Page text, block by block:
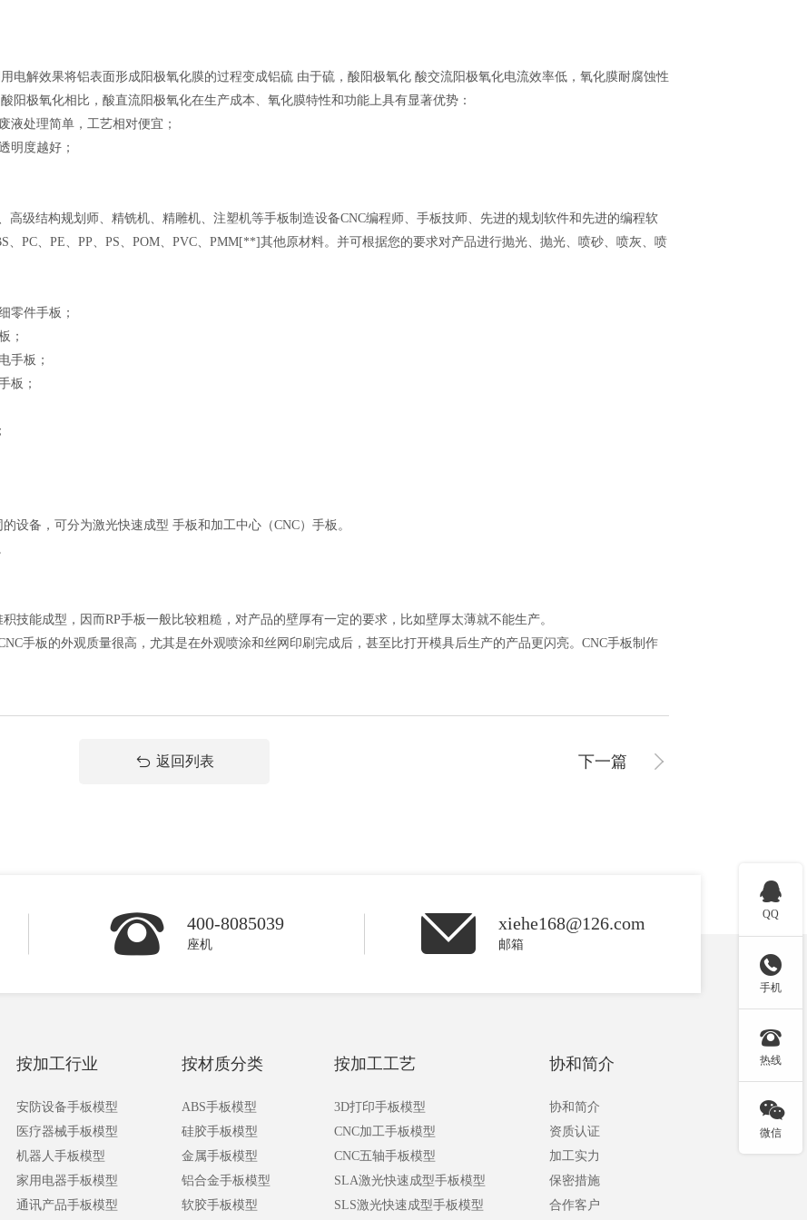
电解效果将铝表面形成阳极氧化膜的过程变成铝硫 由于硫，酸阳极氧化 酸交流阳极氧化电流效率低，氧化膜耐腐蚀性
阳极氧化相比，酸直流阳极氧化在生产成本、氧化膜特性和功能上具有显著优势：
液处理简单，工艺相对便宜；
明度越好；
高级结构规划师、精铣机、精雕机、注塑机等手板制造设备CNC编程师、手板技师、先进的规划软件和先进的编程软
PC、PE、PP、PS、POM、PVC、PMM[**]其他原材料。并可根据您的要求对产品进行抛光、抛光、喷砂、喷灰、喷
零件手板；
；
手板；
板；
设备，可分为激光快速成型 手板和加工中心（CNC）手板。
技能成型，因而RP手板一般比较粗糙，对产品的壁厚有一定的要求，比如壁厚太薄就不能生产。
手板的外观质量很高，尤其是在外观喷涂和丝网印刷完成后，甚至比打开模具后生产的产品更闪亮。CNC手板制作
返回列表 下一篇
400-8085039
座机
xiehe168@126.com
邮箱
按加工行业
安防设备手板模型
医疗器械手板模型
机器人手板模型
家用电器手板模型
通讯产品手板模型
按材质分类
ABS手板模型
硅胶手板模型
金属手板模型
铝合金手板模型
软胶手板模型
按加工工艺
3D打印手板模型
CNC加工手板模型
CNC五轴手板模型
SLA激光快速成型手板模型
SLS激光快速成型手板模型
协和简介
协和简介
资质认证
加工实力
保密措施
合作客户

QQ

手机

热线

微信